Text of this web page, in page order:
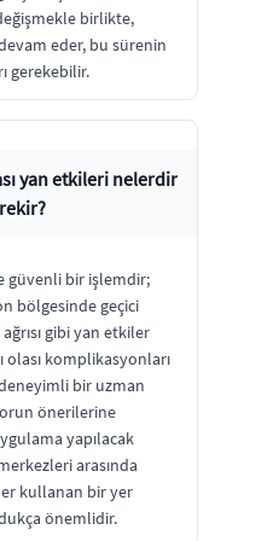
birlikte,
eder, bu sürenin
gerekebilir.
yan etkileri nelerdir
güvenli bir işlemdir;
bölgesinde geçici
gibi yan etkiler
komplikasyonları
bir uzman
önerilerine
yapılacak
arasında
kullanan bir yer
önemlidir.